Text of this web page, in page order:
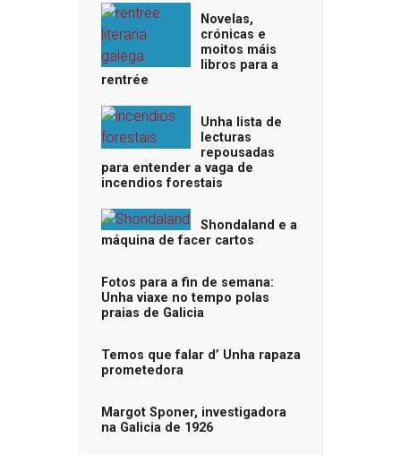
Novelas,
crónicas e
moitos máis
libros para a
rentrée
Unha lista de
lecturas
repousadas
para entender a vaga de
incendios forestais
Shondaland e a
máquina de facer cartos
Fotos para a fin de semana:
Unha viaxe no tempo polas
praias de Galicia
Temos que falar d’ Unha rapaza
prometedora
Margot Sponer, investigadora
na Galicia de 1926